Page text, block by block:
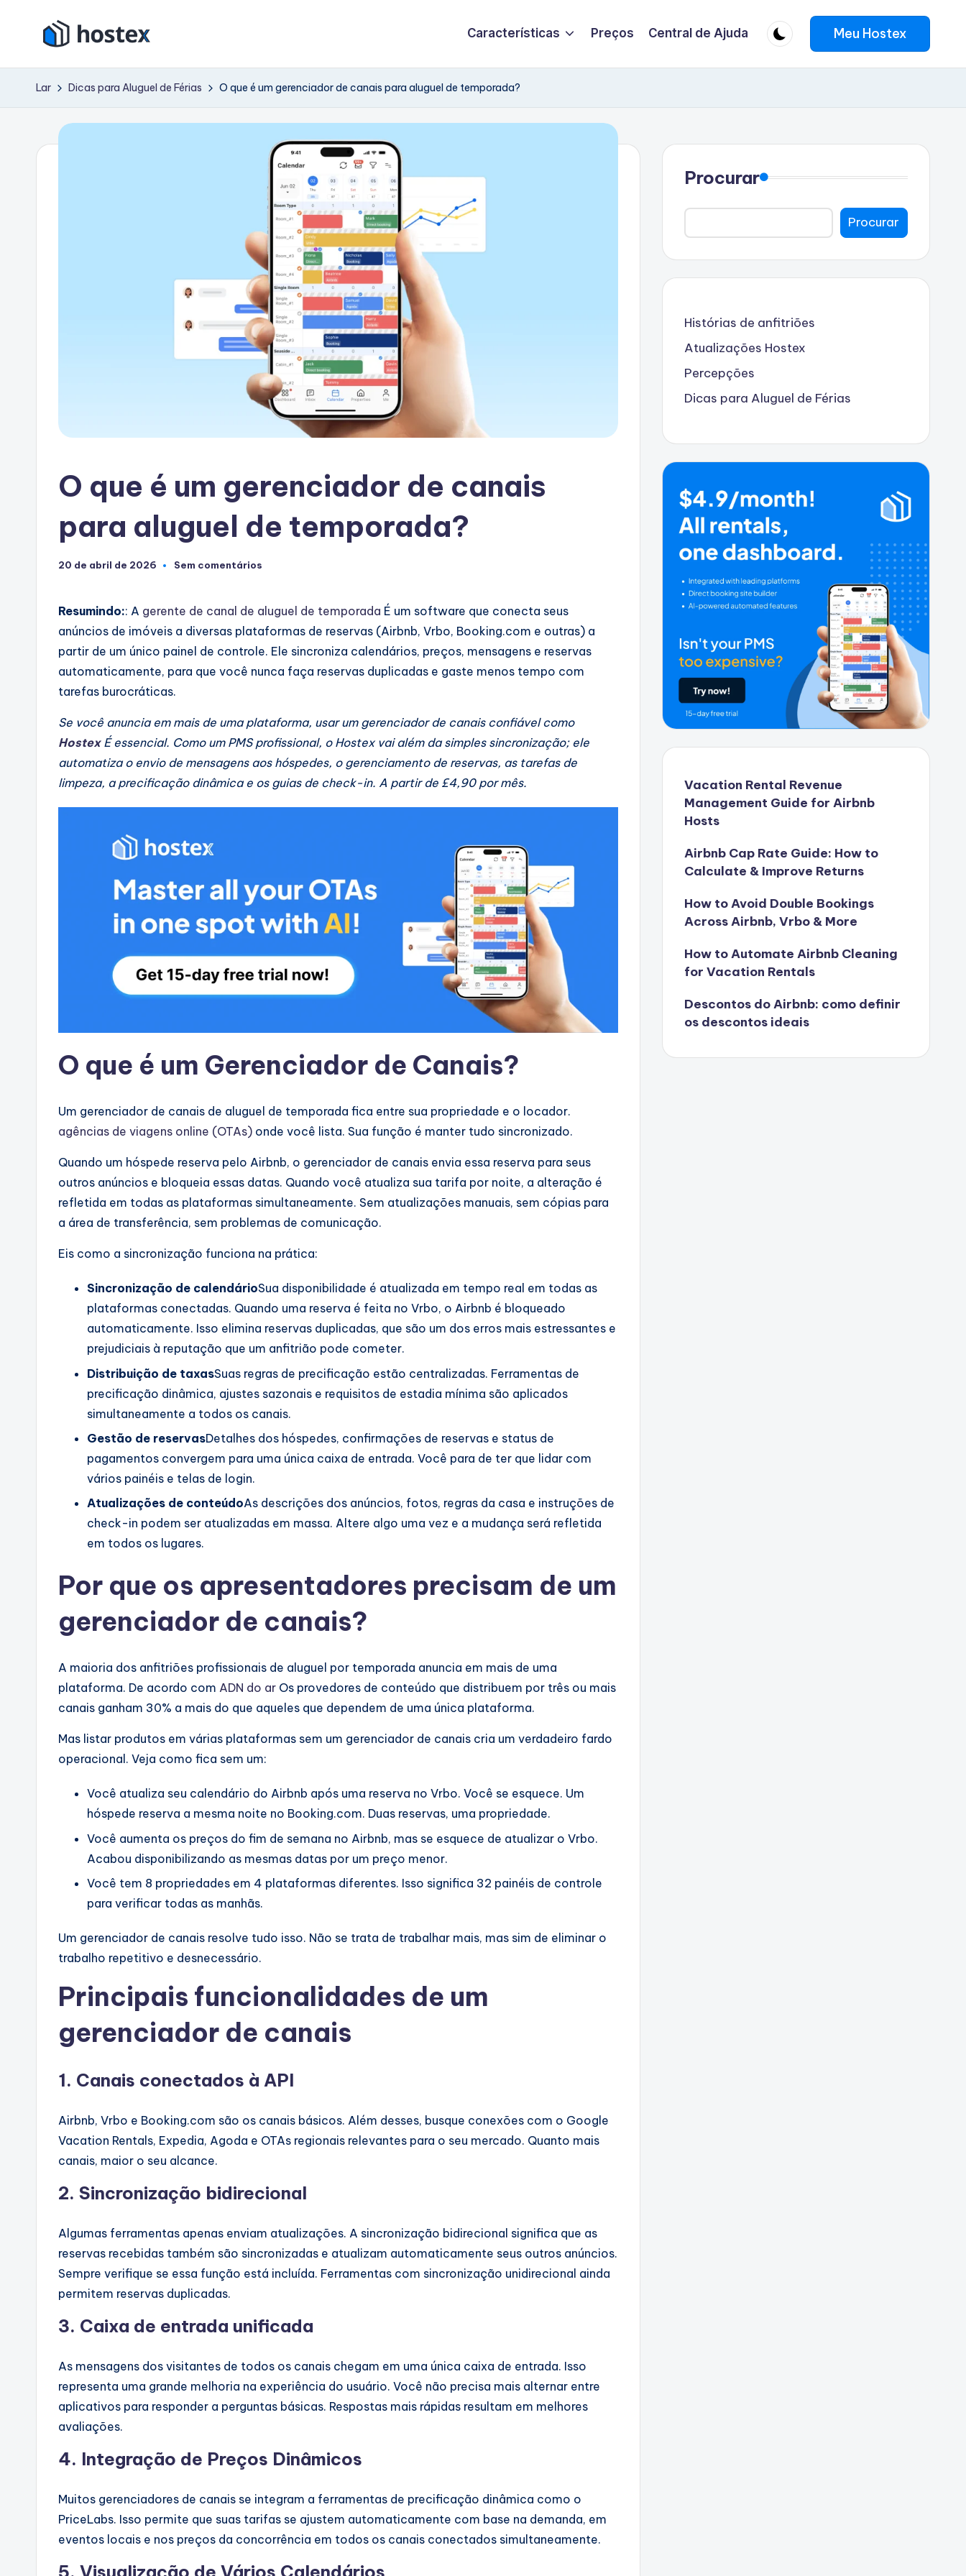
H
o
t
seu
férias
Características Preços Central de Ajuda Meu Hostex
Lar Dicas para Aluguel de Férias O que é um gerenciador de canais para aluguel de temporada?
O que é um gerenciador de canais
para aluguel de temporada?
20 de abril de 2026 Sem comentários
Resumindo:: A gerente de canal de aluguel de temporada É um software que conecta seus
anúncios de imóveis a diversas plataformas de reservas (Airbnb, Vrbo, Booking.com e outras) a
partir de um único painel de controle. Ele sincroniza calendários, preços, mensagens e reservas
automaticamente, para que você nunca faça reservas duplicadas e gaste menos tempo com
tarefas burocráticas.
Se você anuncia em mais de uma plataforma, usar um gerenciador de canais confiável como
HostexÉ essencial. Como um PMS profissional, o Hostex vai além da simples sincronização; ele
automatiza o envio de mensagens aos hóspedes, o gerenciamento de reservas, as tarefas de
limpeza, a precificação dinâmica e os guias de check-in. A partir de £4,90 por mês.
O que é um Gerenciador de Canais?
Um gerenciador de canais de aluguel de temporada fica entre sua propriedade e o locador.
agências de viagens online (OTAs) onde você lista. Sua função é manter tudo sincronizado.
Quando um hóspede reserva pelo Airbnb, o gerenciador de canais envia essa reserva para seus
outros anúncios e bloqueia essas datas. Quando você atualiza sua tarifa por noite, a alteração é
refletida em todas as plataformas simultaneamente. Sem atualizações manuais, sem cópias para
a área de transferência, sem problemas de comunicação.
Eis como a sincronização funciona na prática:
Sincronização de calendárioSua disponibilidade é atualizada em tempo real em todas as
plataformas conectadas. Quando uma reserva é feita no Vrbo, o Airbnb é bloqueado
automaticamente. Isso elimina reservas duplicadas, que são um dos erros mais estressantes e
prejudiciais à reputação que um anfitrião pode cometer.
Distribuição de taxasSuas regras de precificação estão centralizadas. Ferramentas de
precificação dinâmica, ajustes sazonais e requisitos de estadia mínima são aplicados
simultaneamente a todos os canais.
Gestão de reservasDetalhes dos hóspedes, confirmações de reservas e status de
pagamentos convergem para uma única caixa de entrada. Você para de ter que lidar com
vários painéis e telas de login.
Atualizações de conteúdoAs descrições dos anúncios, fotos, regras da casa e instruções de
check-in podem ser atualizadas em massa. Altere algo uma vez e a mudança será refletida
em todos os lugares.
Por que os apresentadores precisam de um
gerenciador de canais?
A maioria dos anfitriões profissionais de aluguel por temporada anuncia em mais de uma
plataforma. De acordo com ADN do ar Os provedores de conteúdo que distribuem por três ou mais
canais ganham 30% a mais do que aqueles que dependem de uma única plataforma.
Mas listar produtos em várias plataformas sem um gerenciador de canais cria um verdadeiro fardo
operacional. Veja como fica sem um:
Você atualiza seu calendário do Airbnb após uma reserva no Vrbo. Você se esquece. Um
hóspede reserva a mesma noite no Booking.com. Duas reservas, uma propriedade.
Você aumenta os preços do fim de semana no Airbnb, mas se esquece de atualizar o Vrbo.
Acabou disponibilizando as mesmas datas por um preço menor.
Você tem 8 propriedades em 4 plataformas diferentes. Isso significa 32 painéis de controle
para verificar todas as manhãs.
Um gerenciador de canais resolve tudo isso. Não se trata de trabalhar mais, mas sim de eliminar o
trabalho repetitivo e desnecessário.
Principais funcionalidades de um
gerenciador de canais
1. Canais conectados à API
Airbnb, Vrbo e Booking.com são os canais básicos. Além desses, busque conexões com o Google
Vacation Rentals, Expedia, Agoda e OTAs regionais relevantes para o seu mercado. Quanto mais
canais, maior o seu alcance.
2. Sincronização bidirecional
Algumas ferramentas apenas enviam atualizações. A sincronização bidirecional significa que as
reservas recebidas também são sincronizadas e atualizam automaticamente seus outros anúncios.
Sempre verifique se essa função está incluída. Ferramentas com sincronização unidirecional ainda
permitem reservas duplicadas.
3. Caixa de entrada unificada
As mensagens dos visitantes de todos os canais chegam em uma única caixa de entrada. Isso
representa uma grande melhoria na experiência do usuário. Você não precisa mais alternar entre
aplicativos para responder a perguntas básicas. Respostas mais rápidas resultam em melhores
avaliações.
4. Integração de Preços Dinâmicos
Muitos gerenciadores de canais se integram a ferramentas de precificação dinâmica como o
PriceLabs. Isso permite que suas tarifas se ajustem automaticamente com base na demanda, em
eventos locais e nos preços da concorrência em todos os canais conectados simultaneamente.
Procurar
Procurar
Histórias de anfitriões
Atualizações Hostex
Percepções
Dicas para Aluguel de Férias
Vacation Rental Revenue
Management Guide for Airbnb
Hosts
Airbnb Cap Rate Guide: How to
Calculate & Improve Returns
How to Avoid Double Bookings
Across Airbnb, Vrbo & More
How to Automate Airbnb Cleaning
for Vacation Rentals
Descontos do Airbnb: como definir
os descontos ideais